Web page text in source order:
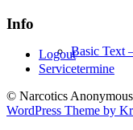
Basic Text
Info
Logout
Servicetermine
© Narcotics
WordPress Theme by